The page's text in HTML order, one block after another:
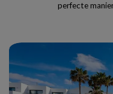
perfecte